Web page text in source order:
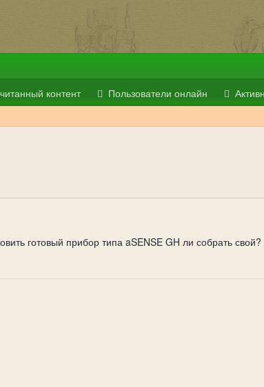
контент Пользователи онлайн
готовый прибор типа aSENSE GH ли собрать